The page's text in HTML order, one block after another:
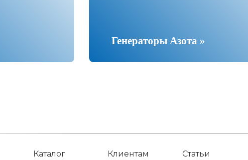
Генераторы Азота »
Каталог
Клиентам Статьи